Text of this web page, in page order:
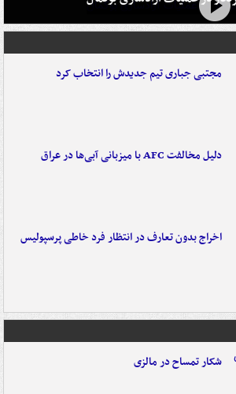
مجتبی جباری تیم جدیدش را انتخاب کرد
دلیل مخالفت AFC با میزبانی آبی‌ها در عراق
اخراج بدون تعارف در انتظار فرد خاطی پرسپولیس
شکار تمساح در مالزی